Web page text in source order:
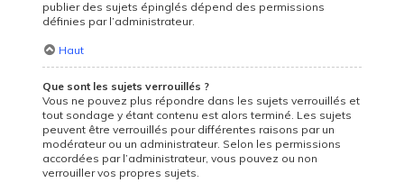
publier des sujets épinglés dépend des permissions
définies par l’administrateur.
Haut
Que sont les sujets verrouillés ?
Vous ne pouvez plus répondre dans les sujets verrouillés et
tout sondage y étant contenu est alors terminé. Les sujets
peuvent être verrouillés pour différentes raisons par un
modérateur ou un administrateur. Selon les permissions
accordées par l’administrateur, vous pouvez ou non
verrouiller vos propres sujets.